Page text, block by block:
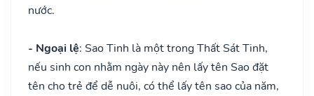
nước.
- Ngoại lệ: Sao Tinh là một trong Thất Sát Tinh,
nếu sinh con nhằm ngày này nên lấy tên Sao đặt
tên cho trẻ để dễ nuôi, có thể lấy tên sao của năm,